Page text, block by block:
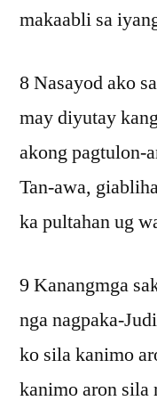
makaabli sa
8 Nasayod ako
may diyutay
akong pagtulon-
Tan-awa,
ka pultahan ug
9 Kanangmga
nga nagpaka-
ko sila kanimo
kanimo aron sila